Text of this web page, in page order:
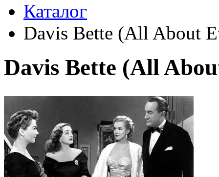
Каталог
Davis Bette (All About
Davis Bette (All